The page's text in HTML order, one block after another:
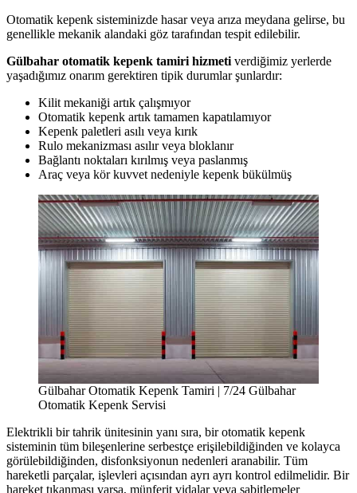
Otomatik kepenk sisteminizde hasar veya arıza meydana gelirse, bu
genellikle mekanik alandaki göz tarafından tespit edilebilir.
Gülbahar otomatik kepenk tamiri hizmeti verdiğimiz yerlerde
yaşadığımız onarım gerektiren tipik durumlar şunlardır:
Kilit mekaniği artık çalışmıyor
Otomatik kepenk artık tamamen kapatılamıyor
Kepenk paletleri asılı veya kırık
Rulo mekanizması asılır veya bloklanır
Bağlantı noktaları kırılmış veya paslanmış
Araç veya kör kuvvet nedeniyle kepenk bükülmüş
Gülbahar Otomatik Kepenk Tamiri | 7/24 Gülbahar
Otomatik Kepenk Servisi
Elektrikli bir tahrik ünitesinin yanı sıra, bir otomatik kepenk
sisteminin tüm bileşenlerine serbestçe erişilebildiğinden ve kolayca
görülebildiğinden, disfonksiyonun nedenleri aranabilir. Tüm
hareketli parçalar, işlevleri açısından ayrı ayrı kontrol edilmelidir. Bir
hareket tıkanması varsa, münferit vidalar veya sabitlemeler